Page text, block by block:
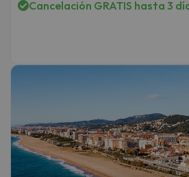
Cancelación GRATIS hasta 3